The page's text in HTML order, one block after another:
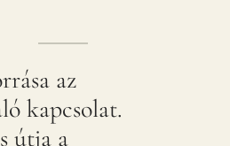
az
kapcsolat.
útja a